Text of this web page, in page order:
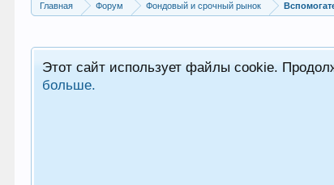
Главная Форум Фондовый и срочный рынок
Этот сайт использует файлы cookie.
больше.